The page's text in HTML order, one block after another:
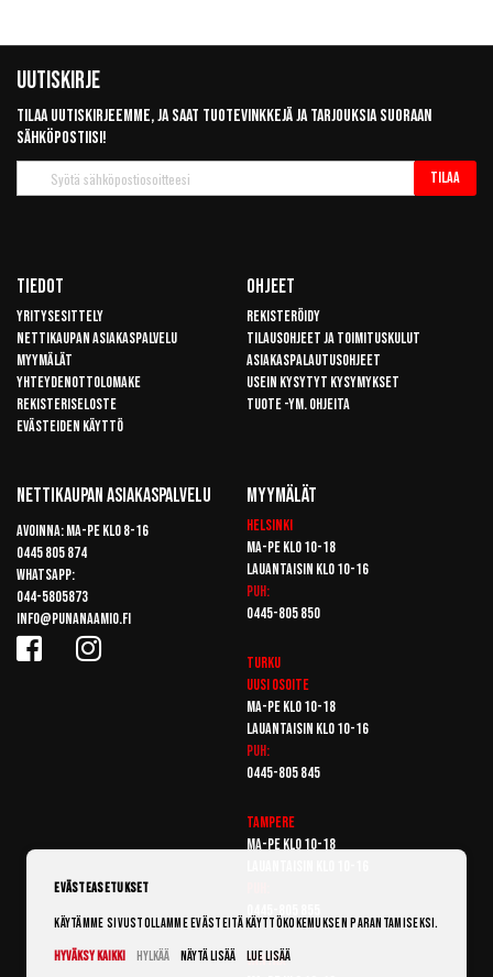
Uutiskirje
Tilaa uutiskirjeemme, ja saat tuotevinkkejä ja tarjouksia suoraan
sähköpostiisi!
uutiskirje
Tilaa
Tiedot
Yritysesittely
Nettikaupan asiakaspalvelu
Myymälät
Yhteydenottolomake
Rekisteriseloste
Evästeiden käyttö
Ohjeet
Rekisteröidy
Tilausohjeet ja toimituskulut
Asiakaspalautusohjeet
Usein kysytyt kysymykset
Tuote -ym. ohjeita
Nettikaupan Asiakaspalvelu
Avoinna: Ma-pe klo 8-16
0445 805 874
Whatsapp:
044-5805873
info@punanaamio.fi
Myymälät
Helsinki
Ma-pe klo 10-18
Lauantaisin klo 10-16
Puh:
0445-805 850
Turku
Uusi osoite
Ma-pe klo 10-18
Lauantaisin klo 10-16
Puh:
0445-805 845
Tampere
Ma-pe klo 10-18
Vantaa
Evästeasetukset
Käytämme sivustollamme evästeitä käyttökokemuksen parantamiseksi.
Hyväksy kaikki
Hylkää Näytä lisää Lue lisää